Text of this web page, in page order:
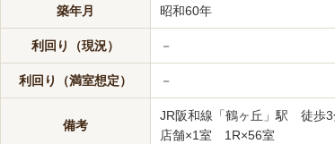
築年月 昭和60年
利回り（現況） －
利回り（満室想定） －
備考
JR阪和線「鶴ヶ丘」駅 徒歩3
店舗×1室 1R×56室